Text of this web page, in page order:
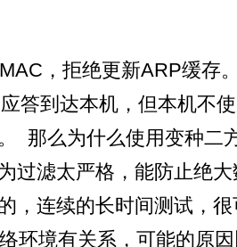
，拒绝更新ARP缓存
到达本机，但本机不使
那么为什么使用变种二
过滤太严格，能防止绝
，连续的长时间测试，
环境有关系，可能的原